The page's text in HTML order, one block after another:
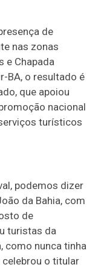
de
nas zonas
e Chapada
BA, o resultado é
que apoiou
nacional
turísticos
podemos dizer
da Bahia, com
de
turistas da
como nunca tinha
o titular